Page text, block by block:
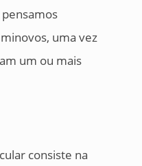
uma vez
um ou mais
consiste na